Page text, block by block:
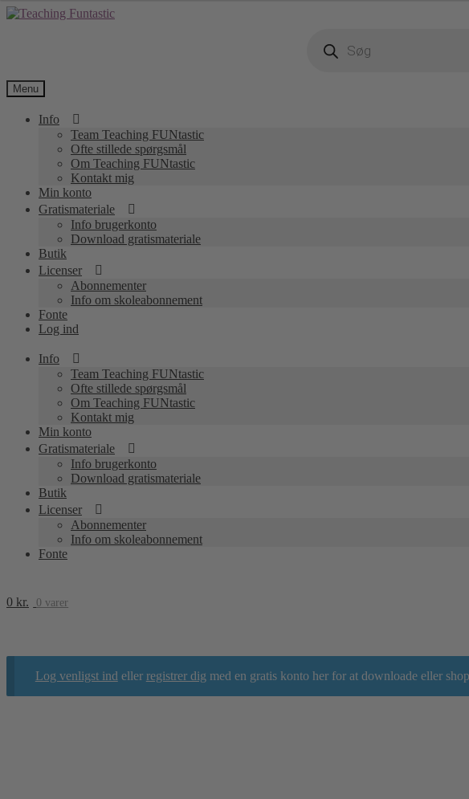
Spring
Spring
search
Menu
Info
Team Teaching FUNtastic
Ofte stillede spørgsmål
Om Teaching FUNtastic
Kontakt mig
Min konto
Gratismateriale
Info brugerkonto
Download gratismateriale
Butik
Licenser
Abonnementer
Info om skoleabonnement
Fonte
Log ind
Info
Team Teaching FUNtastic
Ofte stillede spørgsmål
Om Teaching FUNtastic
Kontakt mig
Min konto
Gratismateriale
Info brugerkonto
Download gratismateriale
Butik
Licenser
Abonnementer
Info om skoleabonnement
Fonte
0 kr. 0 varer
Log venligst ind eller registrer dig med en gratis konto her for at downloade eller